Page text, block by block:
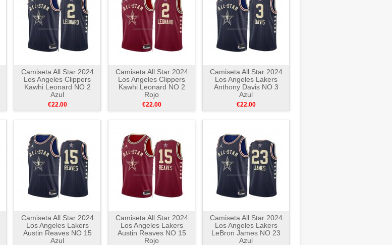
Camiseta All Star 2024
Los Angeles Clippers
Kawhi Leonard NO 2
Azul
€22.00
Camiseta All Star 2024
Los Angeles Clippers
Kawhi Leonard NO 2
Rojo
€22.00
Camiseta All Star 2024
Los Angeles Lakers
Anthony Davis NO 3
Azul
€22.00
Camiseta All Star 2024
Los Angeles Lakers
Austin Reaves NO 15
Azul
Camiseta All Star 2024
Los Angeles Lakers
Austin Reaves NO 15
Rojo
Camiseta All Star 2024
Los Angeles Lakers
LeBron James NO 23
Azul